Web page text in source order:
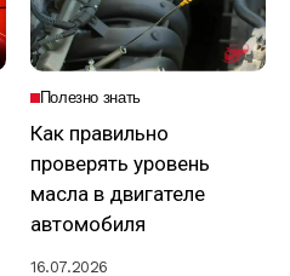
Полезно знать
Как правильно
проверять уровень
масла в двигателе
автомобиля
16.07.2026